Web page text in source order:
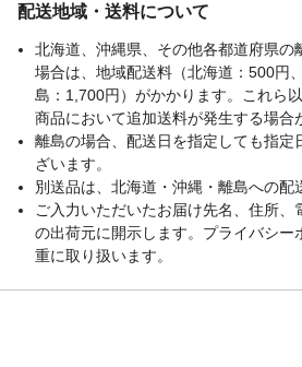
配送地域・送料について
北海道、沖縄県、その他各都道府県の
場合は、地域配送料（北海道：500円
島：1,700円）がかかります。これら
商品において追加送料が発生する場合
離島の場合、配送日を指定しても指定
ざいます。
別送品は、北海道・沖縄・離島への配
ご入力いただいたお届け先名、住所、
の出荷元に開示します。プライバシー
重に取り扱います。